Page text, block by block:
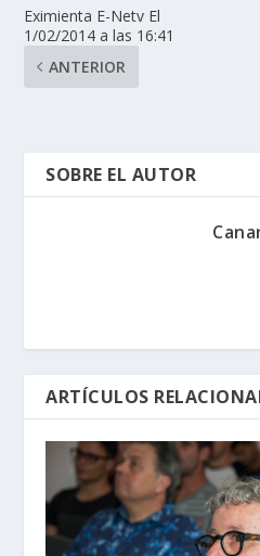
Eximienta E-Netv El
1/02/2014 a las 16:41
ANTERIOR
SOBRE EL AUTOR
ARTÍCULOS